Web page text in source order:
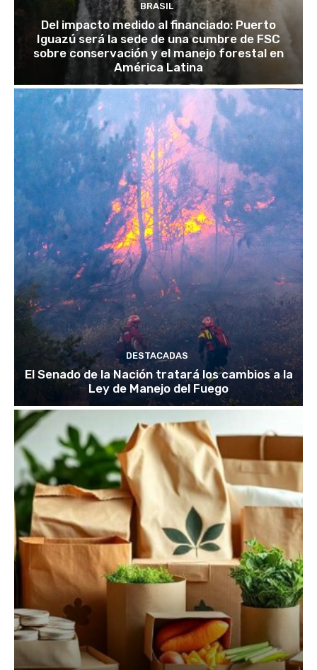
BRASIL
Del impacto medido al financiado: Puerto
Iguazú será la sede de una cumbre de FSC
sobre conservación y el manejo forestal en
América Latina
DESTACADAS
El Senado de la Nación tratará los cambios a la
Ley de Manejo del Fuego